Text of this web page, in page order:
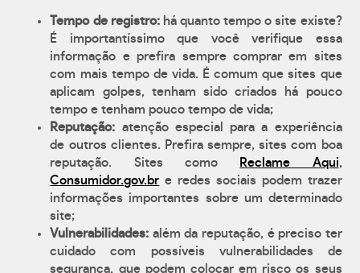
Tempo de registro:há quanto tempo o site existe?
É importantíssimo que você verifique essa
informação e prefira sempre comprar em sites
com mais tempo de vida. É comum que sites que
aplicam golpes, tenham sido criados há pouco
tempo e tenham pouco tempo de vida;
Reputação: atenção especial para a experiência
de outros clientes. Prefira sempre, sites com boa
reputação. Sites como
Reclame Aqui,
Consumidor.gov.br e redes sociais podem trazer
informações importantes sobre um determinado
site;
Vulnerabilidades: além da reputação, é preciso ter
cuidado com possíveis vulnerabilidades de
segurança, que podem colocar em risco os seus